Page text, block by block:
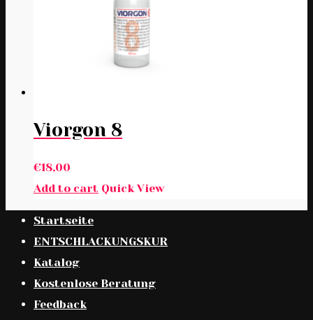
Viorgon 8
€18,00
Add to cart Quick View
Startseite
ENTSCHLACKUNGSKUR
Katalog
Kostenlose Beratung
Feedback